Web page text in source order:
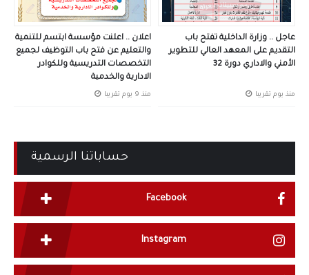
اعلان .. اعلنت مؤسسة ابتسم للتنمية
والتعليم عن فتح باب التوظيف لجميع
التخصصات التدريسية وللكوادر
الادارية والخدمية
منذ 9 يوم تقريبا
عاجل .. وزارة الداخلية تفتح باب
التقديم على المعهد العالي للتطوير
الأمني والاداري دورة 32
منذ يوم تقريبا
حساباتنا الرسمية
Facebook
Instagram